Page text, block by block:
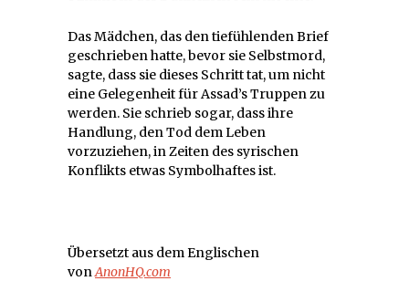
Das Mädchen, das den tiefühlenden Brief
geschrieben hatte, bevor sie Selbstmord,
sagte, dass sie dieses Schritt tat, um nicht
eine Gelegenheit für Assad’s Truppen zu
werden. Sie schrieb sogar, dass ihre
Handlung, den Tod dem Leben
vorzuziehen, in Zeiten des syrischen
Konflikts etwas Symbolhaftes ist.
Übersetzt aus dem Englischen
vonAnonHQ.com